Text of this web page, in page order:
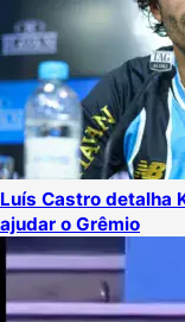
Luís Castro detalha
ajudar o Grêmio